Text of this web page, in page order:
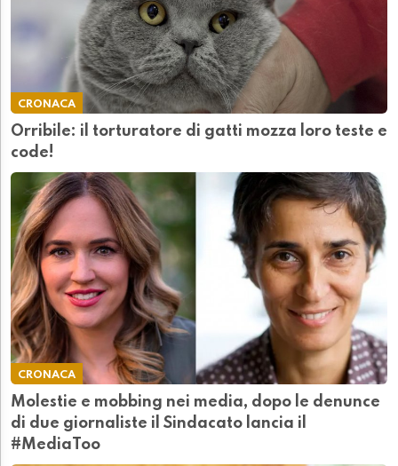
CRONACA
Orribile: il torturatore di gatti mozza loro teste e
code!
CRONACA
Molestie e mobbing nei media, dopo le denunce
di due giornaliste il Sindacato lancia il
#MediaToo